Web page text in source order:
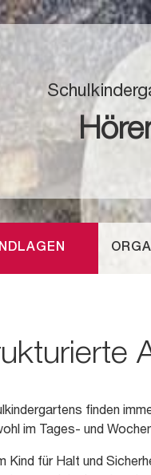
finden
im Tages- und
Kind für Halt und